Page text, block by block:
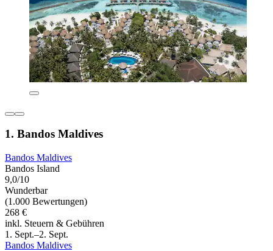
1. Bandos Maldives
Bandos Maldives
Bandos Island
9,0/10
Wunderbar
(1.000 Bewertungen)
268 €
inkl. Steuern & Gebühren
1. Sept.–2. Sept.
Bandos Maldives